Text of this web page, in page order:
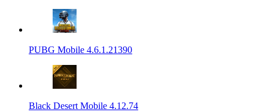
PUBG Mobile 4.6.1.21390
Black Desert Mobile 4.12.74